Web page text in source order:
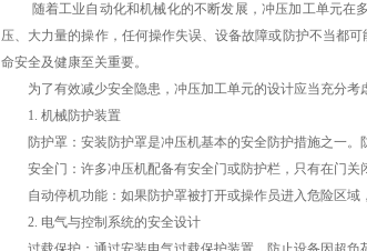
随着工业自动化和机械化的不断发展，冲压加工单元在多
压、大力量的操作，任何操作失误、设备故障或防护不当都
命安全及健康至关重要。
为了有效减少安全隐患，冲压加工单元的设计应当充分考
1. 机械防护装置
防护罩：安装防护罩是冲压机基本的安全防护措施之一。
安全门：许多冲压机配备有安全门或防护栏，只有在门关
自动停机功能：如果防护罩被打开或操作员进入危险区域
2. 电气与控制系统的安全设计